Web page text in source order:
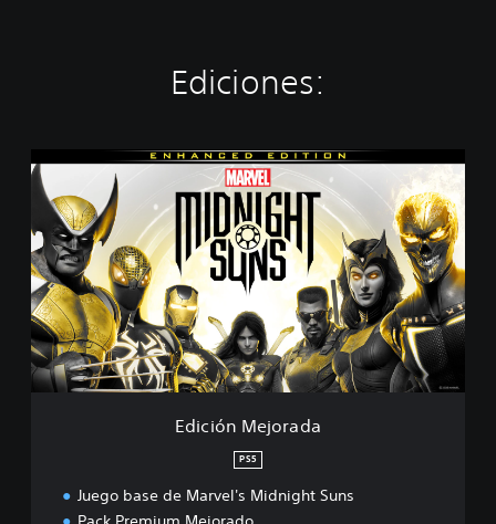
Ediciones:
E
d
ó
n
M
e
j
o
r
Edición Mejorada
PS5
Juego base de Marvel's Midnight Suns